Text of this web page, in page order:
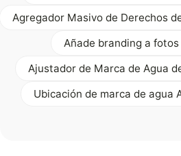
Agregador Masivo de Derechos
Añade branding a
Ajustador de Marca de Agua
Ubicación de marca de agua